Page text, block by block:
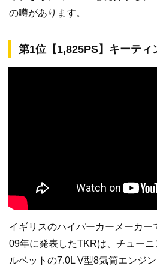
の噂があります。
第1位【1,825PS】キーティ
イギリスのハイパーカーメーカ
09年に発表したTKRは、チューニ
ルベットの7.0L V型8気筒エンジ